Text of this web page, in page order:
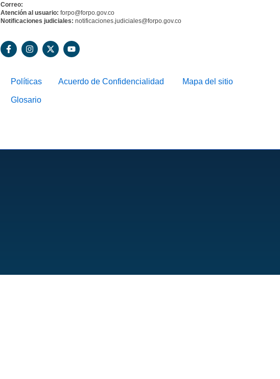
Correo:
Atención al usuario: forpo@forpo.gov.co
Notificaciones judiciales: notificaciones.judiciales@forpo.gov.co
F
a
b
o
k
I
n
g
a
X
-
Y
o
b
Políticas Acuerdo de Confidencialidad Mapa del sitio
Glosario